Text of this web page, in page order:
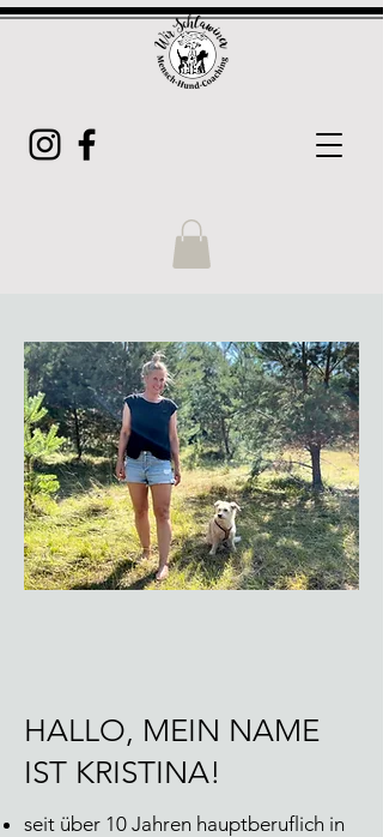
HALLO, MEIN NAME
IST KRISTINA!
seit über 10 Jahren hauptberuflich in